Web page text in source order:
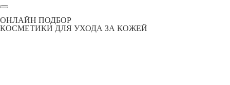
ОНЛАЙН ПОДБОР
КОСМЕТИКИ ДЛЯ УХОДА ЗА КОЖЕЙ